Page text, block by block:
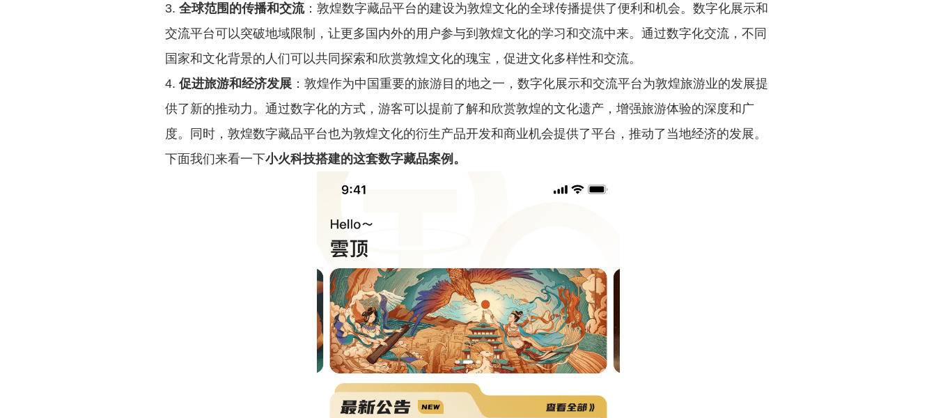
3. 全球范围的传播和交流：敦煌数字藏品平台的建设为敦煌文化的全球传播提供了便利和机会。数字化展示和
交流平台可以突破地域限制，让更多国内外的用户参与到敦煌文化的学习和交流中来。通过数字化交流，不同
国家和文化背景的人们可以共同探索和欣赏敦煌文化的瑰宝，促进文化多样性和交流。
4. 促进旅游和经济发展 ：敦煌作为中国重要的旅游目的地之一，数字化展示和交流平台为敦煌旅游业的发展提
供了新的推动力。通过数字化的方式，游客可以提前了解和欣赏敦煌的文化遗产，增强旅游体验的深度和广
度。同时，敦煌数字藏品平台也为敦煌文化的衍生产品开发和商业机会提供了平台，推动了当地经济的发展。
下面我们来看一下小火科技搭建的这套数字藏品案例。